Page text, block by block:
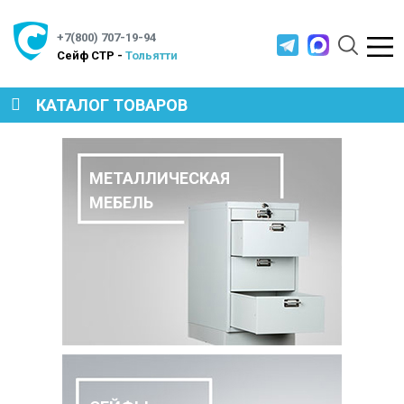
+7(800) 707-19-94
Cейф СТР - Тольятти
КАТАЛОГ ТОВАРОВ
СЕЙФЫ
МЕТАЛЛИЧЕСКАЯ МЕБЕЛЬ
ПРОИЗВОДСТВЕННАЯ МЕБЕЛЬ
МЕТАЛЛИЧЕСКАЯ
МЕБЕЛЬ